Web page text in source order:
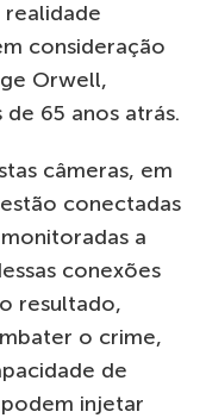
realidade
consideração
Orwell,
de 65 anos atrás.
câmeras, em
conectadas
a
conexões
resultado,
o crime,
de
injetar